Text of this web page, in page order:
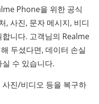
Phone을 위한 공식
, 사진, 문자 메시지, 비디
니다. 고객님의 Realme
두셨다면, 데이터 손실
수 있습니다.
진/비디오 등을 복구하